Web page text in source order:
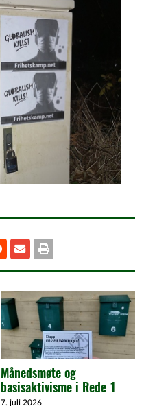
Månedsmøte og
basisaktivisme i Rede 1
7. juli 2026